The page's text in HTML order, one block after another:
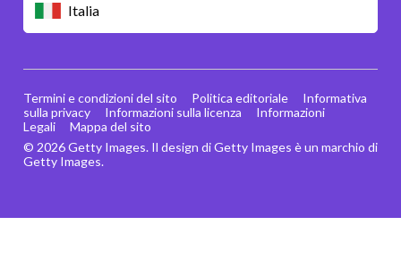
Italia
© 2026 Getty Images. Il design di Getty Images è un marchio di
Getty Images.
Termini e condizioni del sito Politica editoriale
Informativa
sulla privacy
Informazioni sulla licenza
Informazioni
Legali
Mappa del sito